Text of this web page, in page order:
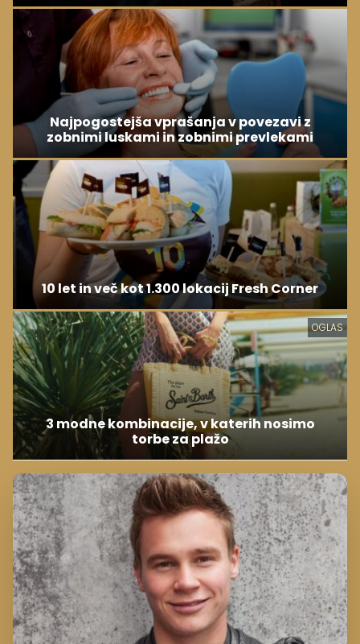
Najpogostejša vprašanja v povezavi z
zobnimi luskami in zobnimi prevlekami
10 let in več kot 1.300 lokacij Fresh Corner
OGLAS
3 modne kombinacije, v katerih nosimo
torbe za plažo